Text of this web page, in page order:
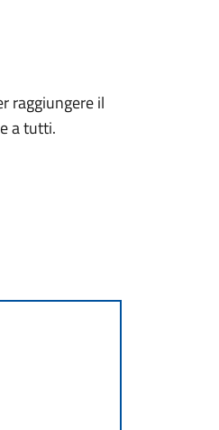
raggiungere il
a tutti.